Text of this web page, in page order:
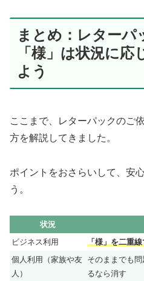
まとめ：レターパ
「様」は状況に応
よう
ここまで、レターパックのご
方を解説してきました。
ポイントをおさらいして、安
う。
状況
ビジネス利用
「様」を二重
個人利用（家族や友
人）
そのままでも
るなら消す